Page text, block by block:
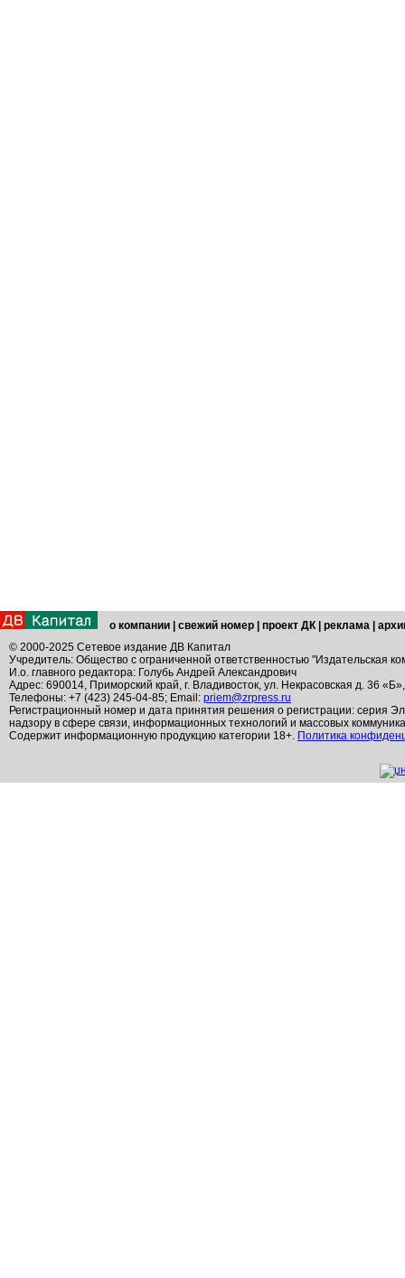
о компании свежий номер проект ДК реклама
© 2000-2025 Сетевое издание ДВ Капитал
Учредитель: Общество с ограниченной ответственностью "Издательская
И.о. главного редактора: Голубь Андрей Александрович
Адрес: 690014, Приморский край, г. Владивосток, ул. Некрасовская д. 36
Телефоны: +7 (423) 245-04-85; Email: priem@zrpress.ru
Регистрационный номер и дата принятия решения о регистрации: серия
надзору в сфере связи, информационных технологий и массовых
Содержит информационную продукцию категории 18+. Политика